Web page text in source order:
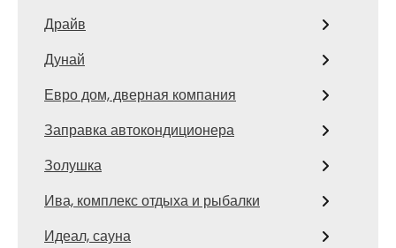
Драйв
Дунай
Евро дом, дверная компания
Заправка автокондиционера
Золушка
Ива, комплекс отдыха и рыбалки
Идеал, сауна